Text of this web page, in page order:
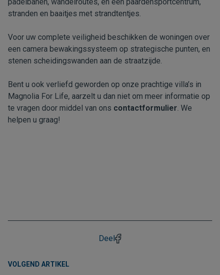
stranden en baaitjes met strandtentjes.
Voor uw complete veiligheid beschikken de woningen over
een camera bewakingssysteem op strategische punten, en
stenen scheidingswanden aan de straatzijde.
Bent u ook verliefd geworden op onze prachtige villa’s in
Magnolia For Life, aarzelt u dan niet om meer informatie op
te vragen door middel van ons contactformulier. We
helpen u graag!
Deel
VOLGEND ARTIKEL